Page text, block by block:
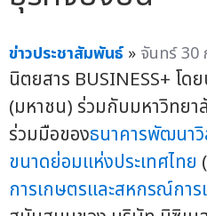
ข่าวประชาสัมพันธ์ » จันทร์ 30
นิตยสาร BUSINESS+ โด
(มหาชน) ร่วมกับมหาวิทยา
ร่วมมือของธนาคารพัฒนา
ขนาดย่อมแห่งประเทศไทย
การเกษตรและสหกรณ์การ